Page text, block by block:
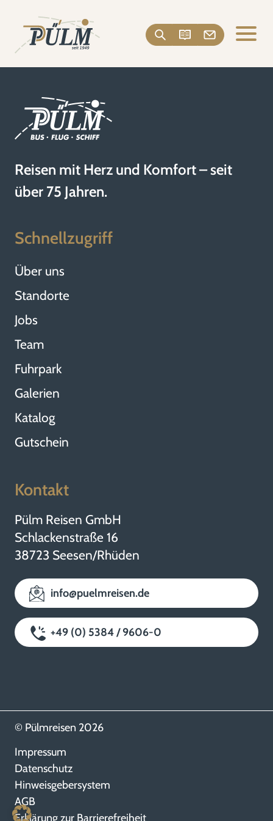
Reisen mit Herz und Komfort – seit
über 75 Jahren.
Schnellzugriff
Über uns
Standorte
Jobs
Team
Fuhrpark
Galerien
Katalog
Gutschein
Kontakt
Pülm Reisen GmbH
Schlackenstraße 16
38723 Seesen/Rhüden
info@puelmreisen.de
+49 (0) 5384 / 9606-0
© Pülmreisen 2026
Impressum
Datenschutz
Hinweisgebersystem
AGB
Erklärung zur Barrierefreiheit